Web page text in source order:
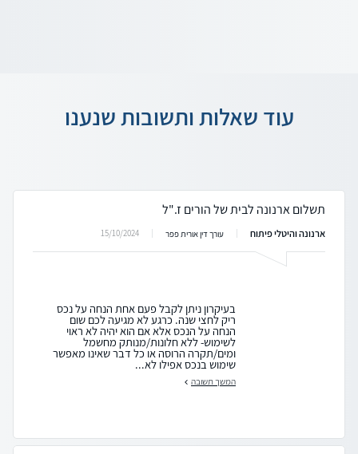
עוד שאלות ותשובות שנענו
תשלום ארנונה לבית של הורים ז."ל
ארנונה והיטלי פיתוח עורך דין אורית פפר 15/10/2024
בעיקרון ניתן לקבל פעם אחת הנחה על נכס
ריק לחצי שנה. כרגע לא מגיעה לכם שום
הנחה על הנכס אלא אם הוא יהיה לא ראוי
לשימוש- ללא חלונות/מנותק מחשמל
ומים/תקרה הרוסה או כל דבר שאינו מאפשר
שימוש בנכס אפילו לא...
המשך תשובה